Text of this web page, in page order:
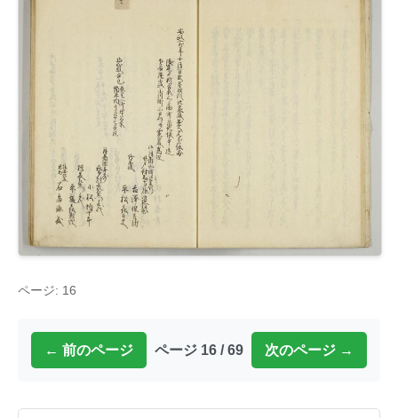
ページ: 16
← 前のページ ページ 16 / 69 次のページ →